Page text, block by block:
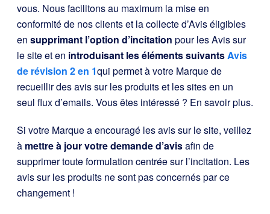
vous. Nous facilitons au maximum la mise en
conformité de nos clients et la collecte d’Avis éligibles
en supprimant l’option d’incitation pour les Avis sur
le site et en introduisant les éléments suivantsAvis
de révision 2 en 1qui permet à votre Marque de
recueillir des avis sur les produits et les sites en un
seul flux d’emails. Vous êtes intéressé ? En savoir plus.
Si votre Marque a encouragé les avis sur le site, veillez
à mettre à jour votre demande d’avisafin de
supprimer toute formulation centrée sur l’incitation. Les
avis sur les produits ne sont pas concernés par ce
changement !